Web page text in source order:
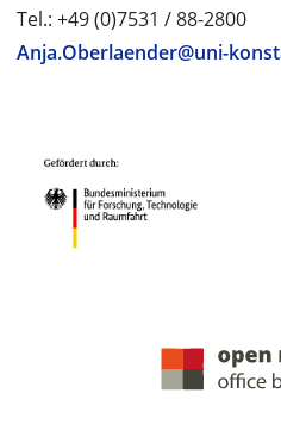
Tel.: +49 (0)7531 / 88-2800
Anja.Oberlaender@uni-